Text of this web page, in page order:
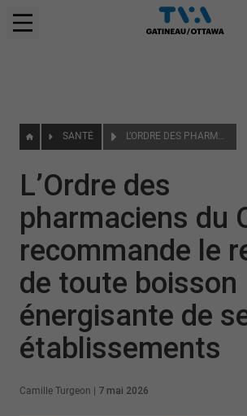
SANTÉ L’ORDRE DES PHARMACIENS DU QUÉBEC RECOMMANDE LE RETRAIT DE TOUTE BOISSON ÉNERGISANTE DE SES ÉTABLISSEMENTS
L’Ordre des
pharmaciens du
recommande le
de toute boisson
énergisante de
établissements
Camille Turgeon 7 mai 2026